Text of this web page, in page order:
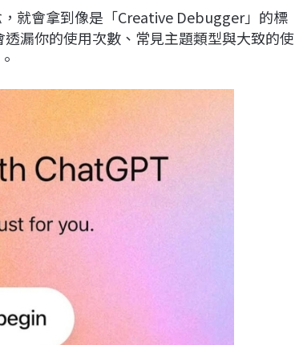
就會拿到像是「Creative Debugger」的標
漏你的使用次數、常見主題類型與大致的使